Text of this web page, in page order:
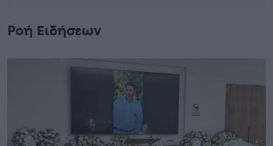
Ροή Ειδήσεων